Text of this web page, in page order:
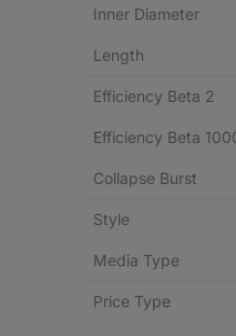
Inner Diameter
Length
Efficiency Beta 2
Efficiency Beta
Collapse Burst
Style
Media Type
Price Type